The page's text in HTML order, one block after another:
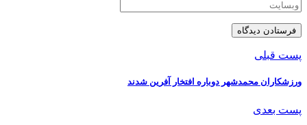
پست قبلی
ورزشکاران محمدشهر دوباره افتخار آفرین شدند
پست بعدی